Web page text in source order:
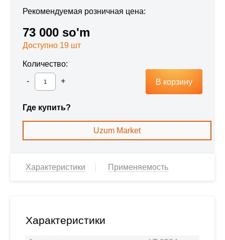
Рекомендуемая розничная цена:
73 000 so'm
Доступно 19 шт
Количество:
В корзину
Где купить?
Uzum Market
Характеристики Применяемость
Характеристики